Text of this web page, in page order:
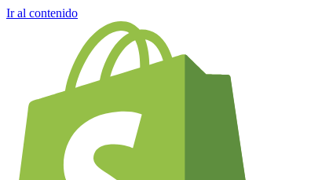
Ir al contenido